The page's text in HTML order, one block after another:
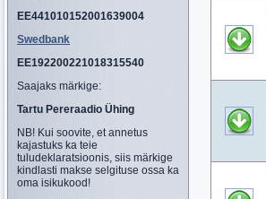
EE441010152001639004
Swedbank
EE192200221018315540
Saajaks märkige:
Tartu Pereraadio Ühing
NB! Kui soovite, et annetus
kajastuks ka teie
tuludeklaratsioonis, siis märkige
kindlasti makse selgituse ossa ka
oma isikukood!